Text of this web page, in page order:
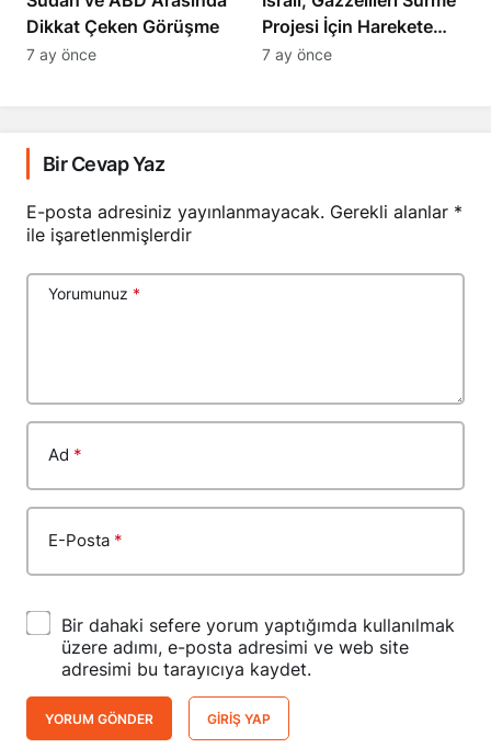
Dikkat Çeken Görüşme
7 ay önce
Projesi İçin Harekete
Geçti
7 ay önce
Bir Cevap Yaz
E-posta adresiniz yayınlanmayacak. Gerekli alanlar *
ile işaretlenmişlerdir
Yorumunuz *
Ad *
E-Posta *
Bir dahaki sefere yorum yaptığımda kullanılmak
üzere adımı, e-posta adresimi ve web site
adresimi bu tarayıcıya kaydet.
YORUM GÖNDER GIRIŞ YAP